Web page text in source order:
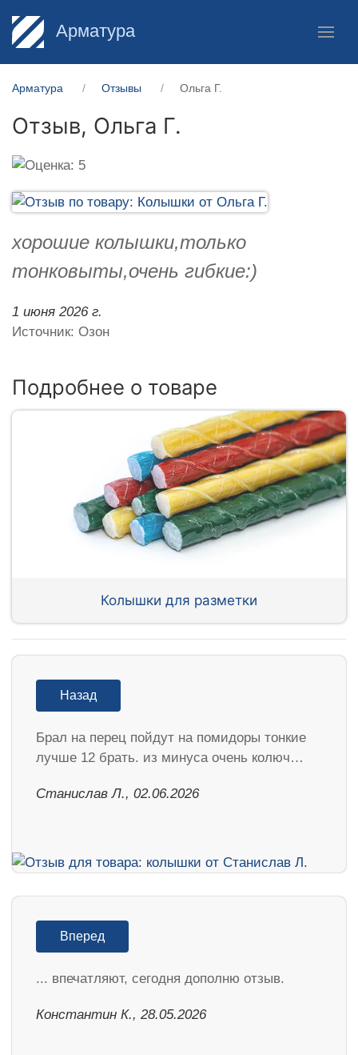
Арматура
Арматура Отзывы Ольга Г.
Отзыв, Ольга Г.
хорошие колышки,только
тонковыты,очень гибкие:)
1 июня 2026 г.
Источник: Озон
Подробнее о товаре
Колышки для разметки
Назад
Брал на перец пойдут на помидоры тонкие
лучше 12 брать. из минуса очень колюч…
Станислав Л., 02.06.2026
Вперед
... впечатляют, сегодня дополню отзыв.
Константин К., 28.05.2026